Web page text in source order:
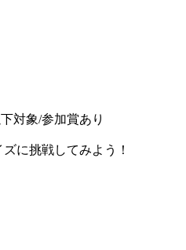
対象/参加賞あり
に挑戦してみよう！